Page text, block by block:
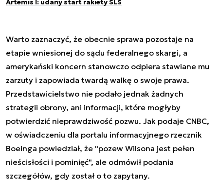
Artemis I: udany start rakiety SLS
Warto zaznaczyć, że obecnie sprawa pozostaje na
etapie wniesionej do sądu federalnego skargi, a
amerykański koncern stanowczo odpiera stawiane mu
zarzuty i zapowiada twardą walkę o swoje prawa.
Przedstawicielstwo nie podało jednak żadnych
strategii obrony, ani informacji, które mogłyby
potwierdzić nieprawdziwość pozwu. Jak podaje CNBC,
w oświadczeniu dla portalu informacyjnego rzecznik
Boeinga powiedział, że "pozew Wilsona jest pełen
nieścisłości i pominięć", ale odmówił podania
szczegółów, gdy został o to zapytany.